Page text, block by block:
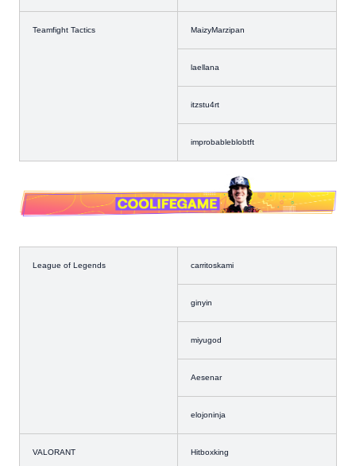
Teamfight Tactics MaizyMarzipan
laellana
itzstu4rt
improbableblobtft
League of Legends carritoskami
ginyin
miyugod
Aesenar
elojoninja
VALORANT Hitboxking